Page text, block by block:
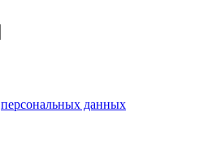
персональных данных